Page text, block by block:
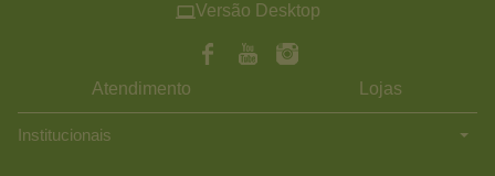
Versão Desktop
Atendimento Lojas
Institucionais